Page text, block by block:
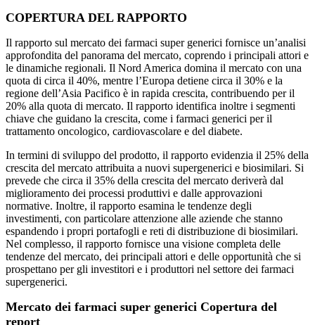
COPERTURA DEL RAPPORTO
Il rapporto sul mercato dei farmaci super generici fornisce un’analisi
approfondita del panorama del mercato, coprendo i principali attori e
le dinamiche regionali. Il Nord America domina il mercato con una
quota di circa il 40%, mentre l’Europa detiene circa il 30% e la
regione dell’Asia Pacifico è in rapida crescita, contribuendo per il
20% alla quota di mercato. Il rapporto identifica inoltre i segmenti
chiave che guidano la crescita, come i farmaci generici per il
trattamento oncologico, cardiovascolare e del diabete.
In termini di sviluppo del prodotto, il rapporto evidenzia il 25% della
crescita del mercato attribuita a nuovi supergenerici e biosimilari. Si
prevede che circa il 35% della crescita del mercato deriverà dal
miglioramento dei processi produttivi e dalle approvazioni
normative. Inoltre, il rapporto esamina le tendenze degli
investimenti, con particolare attenzione alle aziende che stanno
espandendo i propri portafogli e reti di distribuzione di biosimilari.
Nel complesso, il rapporto fornisce una visione completa delle
tendenze del mercato, dei principali attori e delle opportunità che si
prospettano per gli investitori e i produttori nel settore dei farmaci
supergenerici.
Mercato dei farmaci super generici Copertura del
report